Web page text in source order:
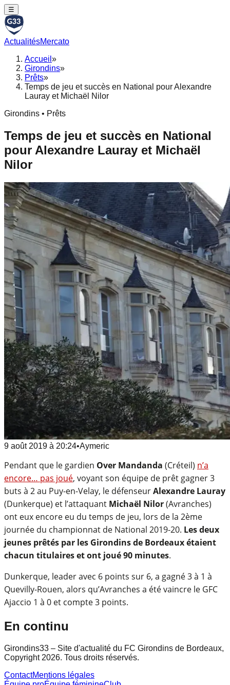
☰
ActualitésMercato
Accueil »
Girondins»
Prêts»
Temps de jeu et succès en National pour Alexandre
Lauray et Michaël Nilor
Girondins • Prêts
Temps de jeu et succès en National
pour Alexandre Lauray et Michaël
Nilor
9 août 2019 à 20:24•Aymeric
Pendant que le gardien Over Mandanda (Créteil) n’a
encore… pas joué, voyant son équipe de prêt gagner 3
buts à 2 au Puy-en-Velay, le défenseurAlexandre Lauray
(Dunkerque) et l’attaquant Michaël Nilor(Avranches)
ont eux encore eu du temps de jeu, lors de la 2ème
journée du championnat de National 2019-20. Les deux
jeunes prêtés par les Girondins de Bordeaux étaient
chacun titulaires et ont joué 90 minutes.
Dunkerque, leader avec 6 points sur 6, a gagné 3 à 1 à
Quevilly-Rouen, alors qu’Avranches a été vaincre le GFC
Ajaccio 1 à 0 et compte 3 points.
En continu
Girondins33 – Site d'actualité du FC Girondins de Bordeaux,
Copyright 2026. Tous droits réservés.
ContactMentions légales